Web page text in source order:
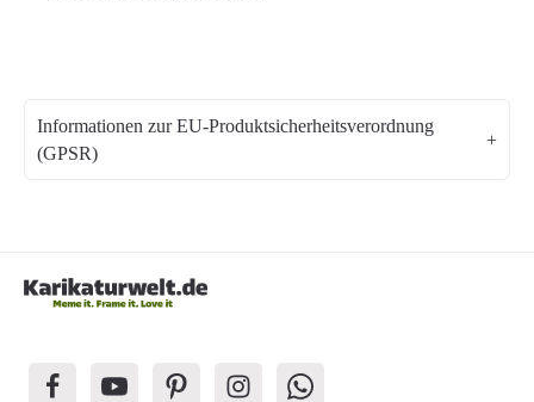
Informationen zur EU-Produktsicherheitsverordnung
(GPSR)